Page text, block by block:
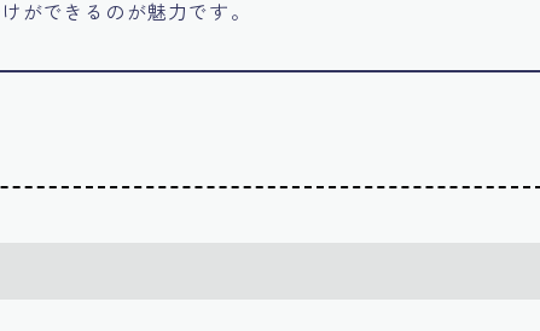
ができるのが魅力です。